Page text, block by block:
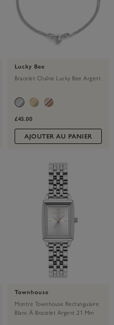
Lucky Bee
Bracelet Chaîne Lucky Bee Argent
£45.00
AJOUTER AU PANIER
Townhouse
Montre Townhouse Rectangulaire
Blanc À Bracelet Argent 21 Mm